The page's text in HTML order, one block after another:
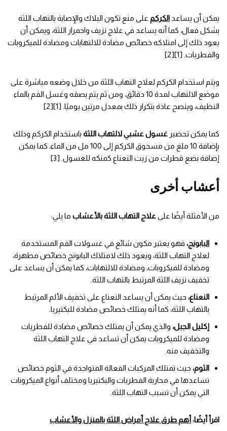
يمكن أن يساعد الكركم على منع تكون البلاك والإصابة بالتهاب اللثة
بشكل فعال، كما أنه يساعد في علاج نزيف واحمرار اللثة، ويمكن أن
يعود ذلك إلى امتلاكه خصائص مضادة للالتهابات ومضادة للميكروبات
والفطريات. [1][2]
ويتم استخدام الكركم لعلاج التهاب اللثة من خلال وضعه مباشرة على
موضع الالتهاب لمدة 10 دقائق، ومن ثم يتم بصقه وغسل الفم بالماء
النظيف، وينصح عادة بتكرار ذلك بمعدل مرتين يوميًا. [1][2]
كما يمكن تحضير غسول عشبي لالتهاب اللثة باستخدام الكركم وذلك
بإضافة 10 ملغ من مسحوق الكركم إلى 100 مل من الماء، كما يمكن
إضافة بضع قطرات من زيت النعناع كمنكه للغسول. [3]
أعشاب أخرى
من الأمثلة أيضًا علىعلاج التهاب اللثة بالأعشاب ما يلي:
البابونج، فهو يعتبر مكون شائع في غسولات الفم المستخدمة
لعلاج التهاب اللثة، ويعود ذلك لامتلاك البابونج خصائص مطهرة،
ومضادة للميكروبات، ومضادة للالتهابات، كما يمكن أن يساعد على
تخفيف نزيف اللثة المرتبط بالتهاب اللثة.
النعناع، حيث يمكن أن يساعد النعناع على تخفيف الألم المرتبط
بالتهاب اللثة، كما أنه يمتلك خصائص مضادة للبكتيريا.
إكليل الجبل، والذي يمكن أن يمتلك خصائص مضادة للفطريات
ومضادة للميكروبات يمكن أن تساعد في علاج التهاب اللثة
والتخفيف منه.
الثوم، حيث تمتلك المركبات الفعالة المتواجدة في الثوم خصائص
تساعدها في محاربة الفطريات والبكتيريا ومختلف أنواع الميكروبات
التي يمكن أن تسبب التهاب اللثة.
اقرأ أيضًا:أهم طرق علاج أمراض اللثة بالمنزل والأعشاب